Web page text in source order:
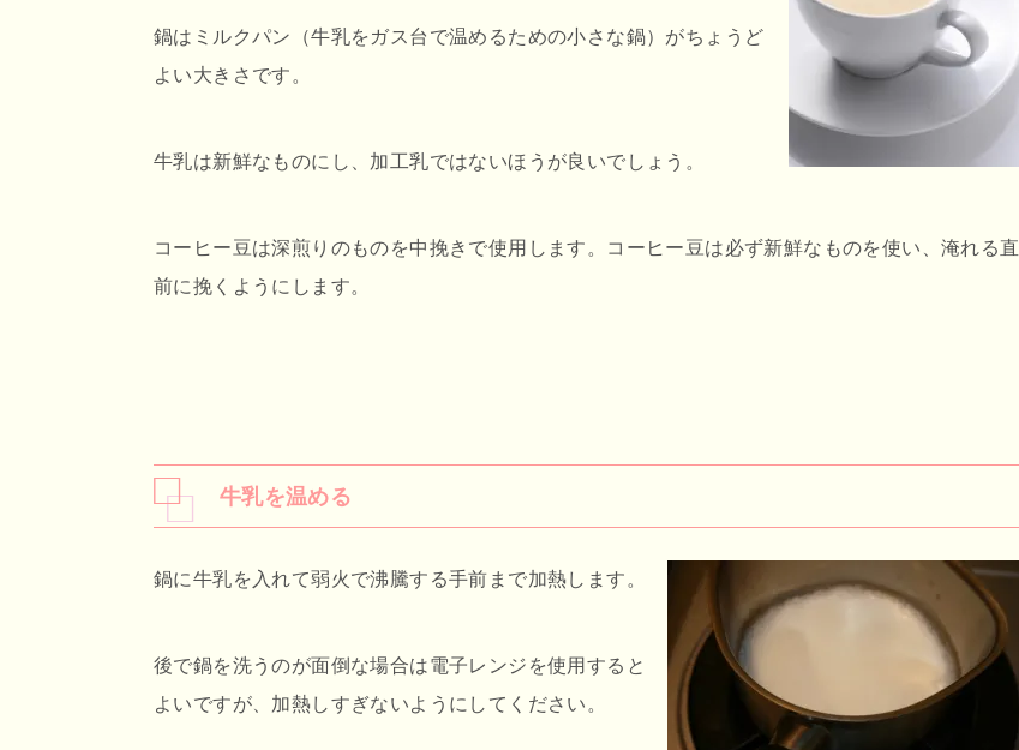
鍋はミルクパン（牛乳をガス台で温めるための小さな鍋）がちょうど
よい大きさです。
牛乳は新鮮なものにし、加工乳ではないほうが良いでしょう。
コーヒー豆は深煎りのものを中挽きで使用します。コーヒー豆は必ず新鮮なものを使い、淹れる直
前に挽くようにします。
牛乳を温める
鍋に牛乳を入れて弱火で沸騰する手前まで加熱します。
後で鍋を洗うのが面倒な場合は電子レンジを使用すると
よいですが、加熱しすぎないようにしてください。